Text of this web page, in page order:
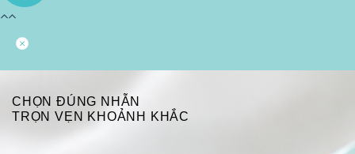
CHỌN ĐÚNG NHẪN
TRỌN VẸN KHOẢNH KHẮC